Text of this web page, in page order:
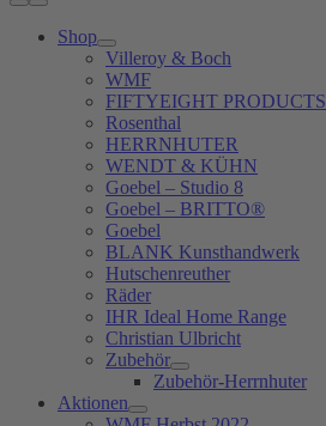
Toggle
Navigation
Shop
Villeroy & Boch
WMF
FIFTYEIGHT PRODUCTS
Rosenthal
HERRNHUTER
WENDT & KÜHN
Goebel – Studio 8
Goebel – BRITTO®
Goebel
BLANK Kunsthandwerk
Hutschenreuther
Räder
IHR Ideal Home Range
Christian Ulbricht
Zubehör
Zubehör-Herrnhuter
Aktionen